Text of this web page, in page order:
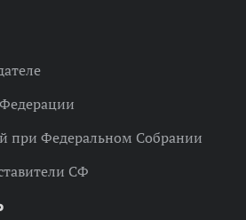
при Федеральном Собрании
СФ